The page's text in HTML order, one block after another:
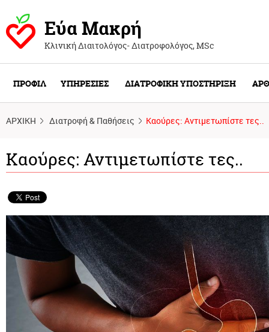
Εύα Μακρή
Κλινική Διαιτολόγος- Διατροφολόγος, ΜSc
ΠΡΟΦΙΛ ΥΠΗΡΕΣΙΕΣ ΔΙΑΤΡΟΦΙΚΗ ΥΠΟΣΤΗΡΙΞΗ
ΑΡΧΙΚΗ Διατροφή & Παθήσεις Καούρες: Αντιμετωπίστε τες..
Καούρες: Αντιμετωπίστε τες..